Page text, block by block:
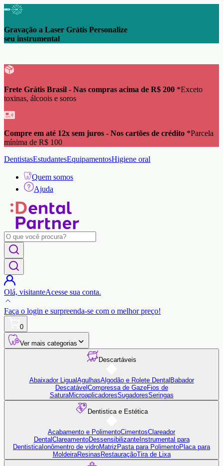
Gravação a Laser Grátis Personalize
seu instrumental
Frete Grátis Brasil - Nas compras acima de R$ 200 *Exceto
toxinas, álcoois e soros
Compre em até 12x sem juros - Nos cartões de crédito *Parcela
mínima de R$ 100
DentistasEstudantesEquipamentosHigiene oral
Quem somos
Ajuda
Olá, visitanteAcesse sua conta.
Faça o login e surpreenda-se com o melhor preço!
0
Ver mais categorias
Descartáveis
Abaixador Ligual AgulhasAlgodão e Rolete Dental Babador
Descatável Compressa de GazeFios de
SaturaMicroaplicadoresSugadoresSeringas
Dentistica e Estética
Acabamento e PolimentoCimentosClareador
Dental ClareamentoDessensibilizanteInstrumental para
Dentistica Ionômentro de vidroMatriz Pasta para PolimentoPlaca para
MoldeiraResinas RestauraçãoTira de Lixa